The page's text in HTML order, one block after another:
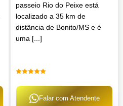
passeio Rio do Peixe está
localizado a 35 km de
distância de Bonito/MS e é
uma [...]
Falar com Atendente